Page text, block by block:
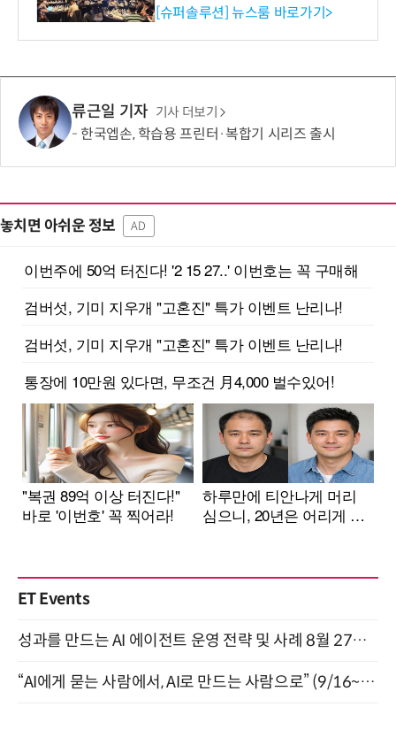
리 성료
[슈퍼솔루션] 뉴스룸 바로가기>
류근일 기자 기사 더보기
한국엡손, 학습용 프린터·복합기 시리즈 출시
놓치면 아쉬운 정보 AD
ET Events
성과를 만드는 AI 에이전트 운영 전략 및 사례 8월 27일 개최
“AI에게 묻는 사람에서, AI로 만드는 사람으로” (9/16~17)